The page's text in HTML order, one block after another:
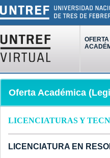
OFERTA
Oferta Académica
LICENCIATURAS Y
LICENCIATURA EN